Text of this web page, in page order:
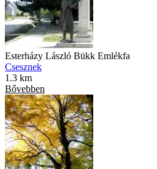
Esterházy László Bükk Emlékfa
Csesznek
1.3 km
Bővebben